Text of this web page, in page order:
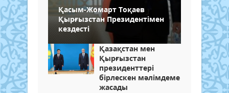
Қасым-Жомарт Тоқаев
Қырғызстан Президентімен
кездесті
Қазақстан мен
Қырғызстан
президенттері
бірлескен мәлімдеме
жасады